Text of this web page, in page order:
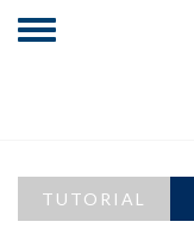
TUTORIAL